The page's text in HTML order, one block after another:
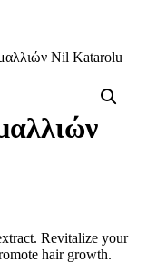
Nil Katarolu
Revitalize your
hair growth.